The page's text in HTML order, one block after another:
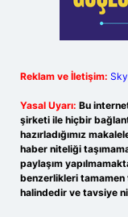
Reklam ve İletişim:
Yasal Uyarı: Bu
şirketi ile hiçbir
hazırladığımız
haber niteliği
paylaşım
benzerlikleri
halindedir ve tavsiye